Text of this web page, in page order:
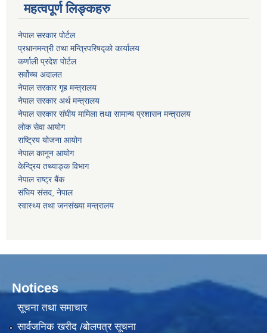
महत्वपूर्ण लिङ्कहरु
नेपाल सरकार पोर्टल
प्रधानमन्‍‍त्री तथा मन्‍त्रिपरिषद्को कार्यालय
कर्णाली प्रदेश पोर्टल
सर्वोच्‍च अदालत
नेपाल सरकार गृह मन्‍‍‍त्रालय
नेपाल सरकार अर्थ मन्‍त्रालय
नेपाल सरकार संघीय मामिला तथा सामान्य प्रशासन मन्‍त्रालय
लोक सेवा आयोग
राष्‍ट्रिय योजना आयोग
नेपाल कानून आयोग
केन्द्रिय तथ्याङ्क विभाग
नेपाल राष्‍ट्र बैंक
संघिय संसद, नेपाल
स्वास्थ्य तथा जनसंख्या मन्त्रालय
Notices
सूचना तथा समाचार
सार्वजनिक खरीद /बोलपत्र सूचना